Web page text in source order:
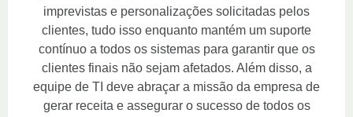
imprevistas e personalizações solicitadas pelos
clientes, tudo isso enquanto mantém um suporte
contínuo a todos os sistemas para garantir que os
clientes finais não sejam afetados. Além disso, a
equipe de TI deve abraçar a missão da empresa de
gerar receita e assegurar o sucesso de todos os